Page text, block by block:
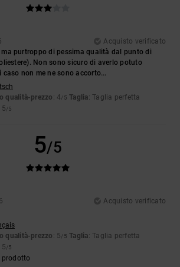
Acquisto verificato
ma purtroppo di pessima qualità dal punto di
Non sono sicuro di averlo potuto
caso non me ne sono accorto...
qualità-prezzo : 4/5 Taglia: Taglia perfetta
5/5
5/5
Acquisto verificato
qualità-prezzo : 5/5 Taglia: Taglia perfetta
5/5
prodotto